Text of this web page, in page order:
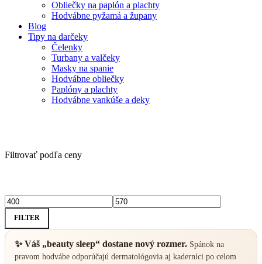
Obliečky na paplón a plachty
Hodvábne pyžamá a župany
Blog
Tipy na darčeky
Čelenky
Turbany a valčeky
Masky na spanie
Hodvábne obliečky
Paplóny a plachty
Hodvábne vankúše a deky
Filtrovať podľa ceny
Minimálna
cena
Maximálna
cena
FILTER
✨ Váš „beauty sleep“ dostane nový rozmer. Spánok na
pravom hodvábe odporúčajú dermatológovia aj kaderníci po celom